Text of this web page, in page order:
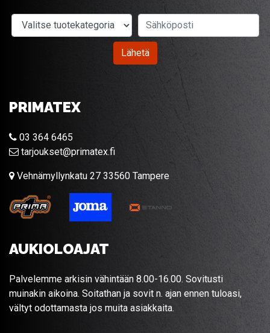
Valitse tuotekategoria
Lähetä
PRIMATEX
03 364 6465
tarjoukset@primatex.fi
Vehnämyllynkatu 27 33560 Tampere
AUKIOLOAJAT
Palvelemme arkisin vähintään 8.00-16.00. Sovitusti
muinakin aikoina. Soitathan ja sovit n. ajan ennen tuloasi,
vältyt odottamasta jos muita asiakkaita.